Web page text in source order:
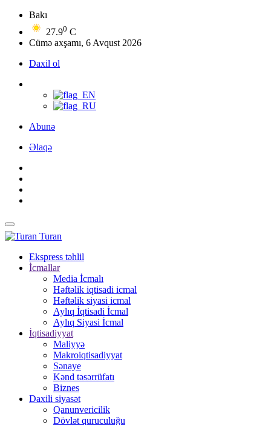
Bakı
27.90 C
Cümə axşamı, 6 Avqust 2026
Daxil ol
Abunə
Əlaqə
Turan
Ekspress təhlil
İcmallar
Media İcmalı
Həftəlik iqtisadi icmal
Həftəlik siyasi icmal
Aylıq İqtisadi İcmal
Aylıq Siyasi İcmal
İqtisadiyyat
Maliyyə
Makroiqtisadiyyat
Sənaye
Kənd təsərrüfatı
Biznes
Daxili siyasət
Qanunvericilik
Dövlət quruculuğu